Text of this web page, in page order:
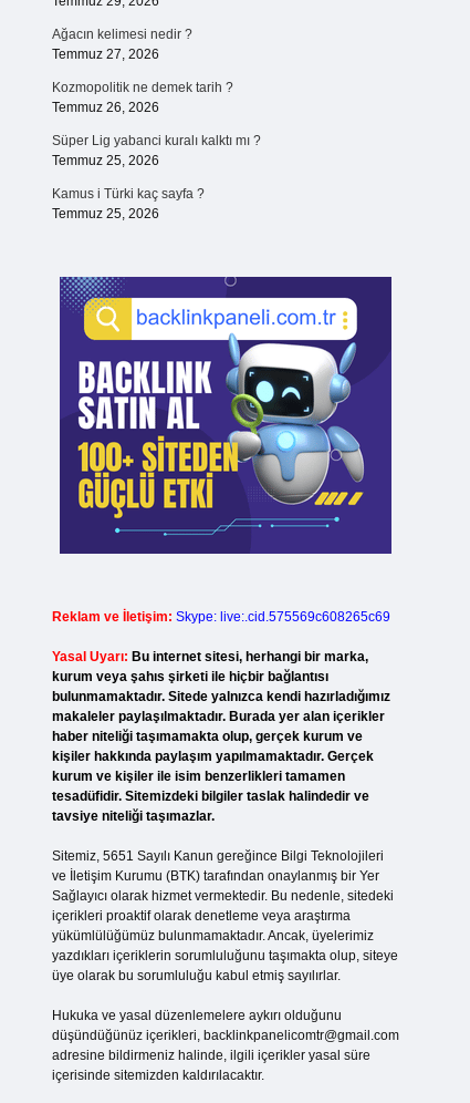
Ağacın kelimesi nedir ?
Temmuz 27, 2026
Kozmopolitik ne demek tarih ?
Temmuz 26, 2026
Süper Lig yabanci kuralı kalktı mı ?
Temmuz 25, 2026
Kamus i Türki kaç sayfa ?
Temmuz 25, 2026
Reklam ve İletişim: Skype: live:.cid.575569c608265c69
Yasal Uyarı: Bu internet sitesi, herhangi bir marka,
kurum veya şahıs şirketi ile hiçbir bağlantısı
bulunmamaktadır. Sitede yalnızca kendi hazırladığımız
makaleler paylaşılmaktadır. Burada yer alan içerikler
haber niteliği taşımamakta olup, gerçek kurum ve
kişiler hakkında paylaşım yapılmamaktadır. Gerçek
kurum ve kişiler ile isim benzerlikleri tamamen
tesadüfidir. Sitemizdeki bilgiler taslak halindedir ve
tavsiye niteliği taşımazlar.
Sitemiz, 5651 Sayılı Kanun gereğince Bilgi Teknolojileri
ve İletişim Kurumu (BTK) tarafından onaylanmış bir Yer
Sağlayıcı olarak hizmet vermektedir. Bu nedenle, sitedeki
içerikleri proaktif olarak denetleme veya araştırma
yükümlülüğümüz bulunmamaktadır. Ancak, üyelerimiz
yazdıkları içeriklerin sorumluluğunu taşımakta olup, siteye
üye olarak bu sorumluluğu kabul etmiş sayılırlar.
Hukuka ve yasal düzenlemelere aykırı olduğunu
düşündüğünüz içerikleri, backlinkpanelicomtr@gmail.com
adresine bildirmeniz halinde, ilgili içerikler yasal süre
içerisinde sitemizden kaldırılacaktır.